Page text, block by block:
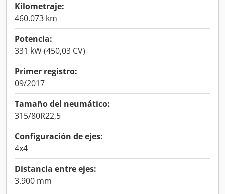
Kilometraje:
460.073 km
Potencia:
331 kW (450,03 CV)
Primer registro:
09/2017
Tamaño del neumático:
315/80R22,5
Configuración de ejes:
4x4
Distancia entre ejes:
3.900 mm